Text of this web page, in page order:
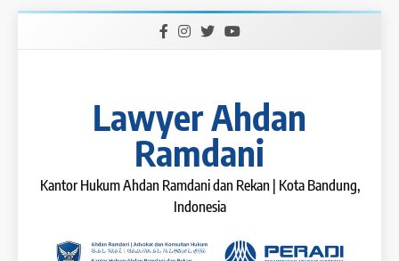
Lawyer Ahdan
Ramdani
Kantor Hukum Ahdan Ramdani dan Rekan | Kota Bandung,
Indonesia